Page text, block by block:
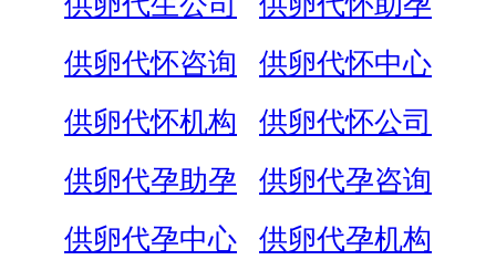
供卵代怀咨询
供卵代怀中心
供卵代怀机构
供卵代怀公司
供卵代孕助孕
供卵代孕咨询
供卵代孕中心
供卵代孕机构